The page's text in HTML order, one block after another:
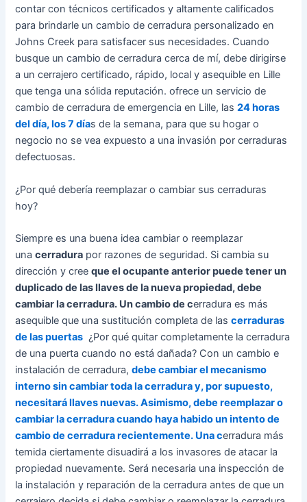
contar con técnicos certificados y altamente calificados
para brindarle un cambio de cerradura personalizado en
Johns Creek para satisfacer sus necesidades. Cuando
busque un cambio de cerradura cerca de mí, debe dirigirse
a un cerrajero certificado, rápido, local y asequible en Lille
que tenga una sólida reputación. ofrece un servicio de
cambio de cerradura de emergencia en Lille, las24 horas
del día, los 7 días de la semana, para que su hogar o
negocio no se vea expuesto a una invasión por cerraduras
defectuosas.
¿Por qué debería reemplazar o cambiar sus cerraduras
hoy?
Siempre es una buena idea cambiar o reemplazar
unacerradura por razones de seguridad. Si cambia su
dirección y creeque el ocupante anterior puede tener un
duplicado de las llaves de la nueva propiedad, debe
cambiar la cerradura. Un cambio de cerradura es más
asequible que una sustitución completa de lascerraduras
de las puertas ¿Por qué quitar completamente la cerradura
de una puerta cuando no está dañada? Con un cambio e
instalación de cerradura,debe cambiar el mecanismo
interno sin cambiar toda la cerradura y, por supuesto,
necesitará llaves nuevas. Asimismo, debe reemplazar o
cambiar la cerradura cuando haya habido un intento de
cambio de cerradura recientemente. Una cerradura más
temida ciertamente disuadirá a los invasores de atacar la
propiedad nuevamente. Será necesaria una inspección de
la instalación y reparación de la cerradura antes de que un